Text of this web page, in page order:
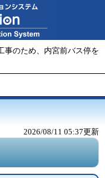
事のため、内宮前バス停を
2026/08/11 05:37更新